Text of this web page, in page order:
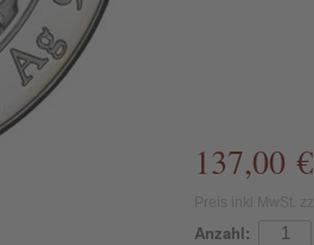
137,00 €
Anzahl: